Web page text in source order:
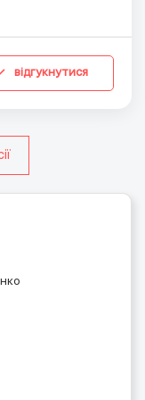
обсяг робо...
відгукнутися